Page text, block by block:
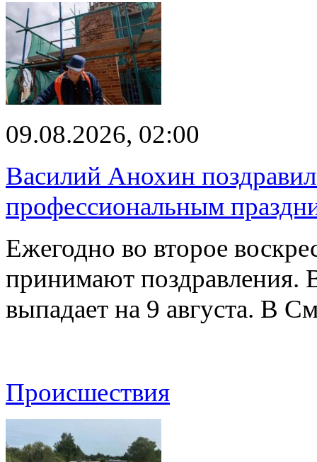
09.08.2026, 02:00
Василий Анохин
профессиональным
Ежегодно во второе
принимают поздравления.
выпадает на 9 августа. В
Происшествия